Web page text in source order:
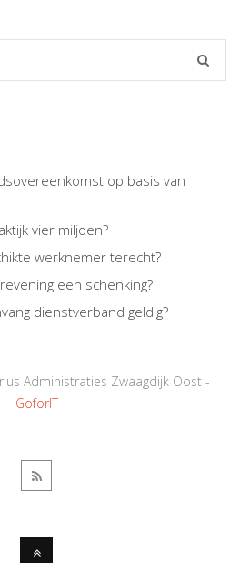
op basis van
vier miljoen?
werknemer terecht?
een schenking?
dienstverband geldig?
Administraties Zwaagdijk Oost -
GoforIT